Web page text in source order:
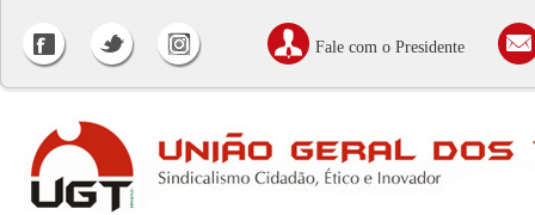
Fale com o Presidente